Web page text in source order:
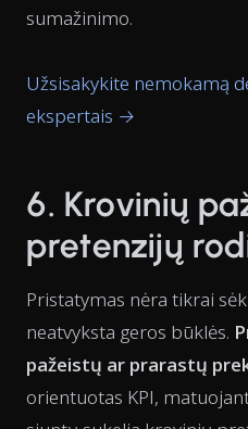
sumažinimo.
Užsisakykite nemokamą
ekspertais →
6. Krovinių
pretenzijų
Pristatymas nėra tikrai
neatvyksta geros būklės.
pažeistų ar prarastų
orientuotas KPI,